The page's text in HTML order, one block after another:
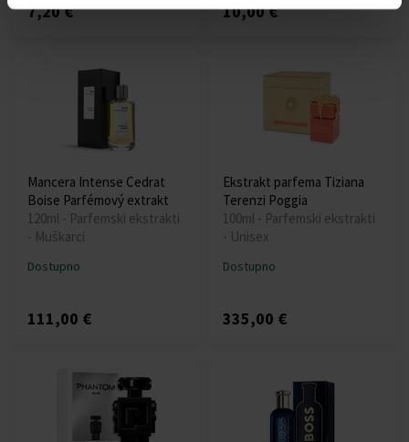
7,20 € 10,00 €
Mancera Intense Cedrat
Boise Parfémový extrakt
120ml - Parfemski ekstrakti
- Muškarci
Dostupno
111,00 €
Ekstrakt parfema Tiziana
Terenzi Poggia
100ml - Parfemski ekstrakti
- Unisex
Dostupno
335,00 €